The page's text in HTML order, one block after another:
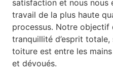
satisfaction et nous nous
travail de la plus haute
processus. Notre
tranquillité d’esprit
toiture est entre les
et dévoués.